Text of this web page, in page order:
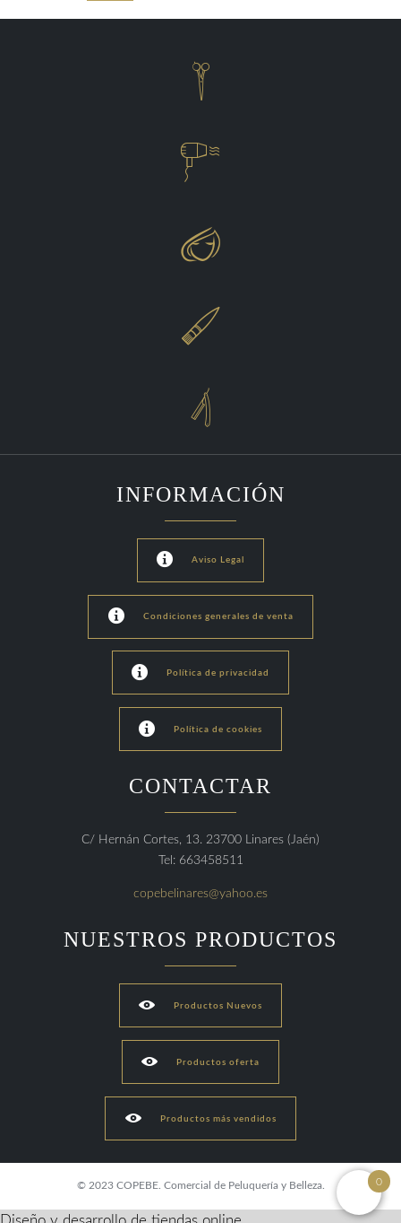





INFORMACIÓN
 Aviso Legal
 Condiciones generales de venta
 Política de privacidad
 Política de cookies
CONTACTAR
C/ Hernán Cortes, 13. 23700 Linares (Jaén)
Tel: 663458511
copebelinares@yahoo.es
NUESTROS PRODUCTOS
 Productos Nuevos
 Productos oferta
 Productos más vendidos
© 2023 COPEBE. Comercial de Peluquería y Belleza. 0